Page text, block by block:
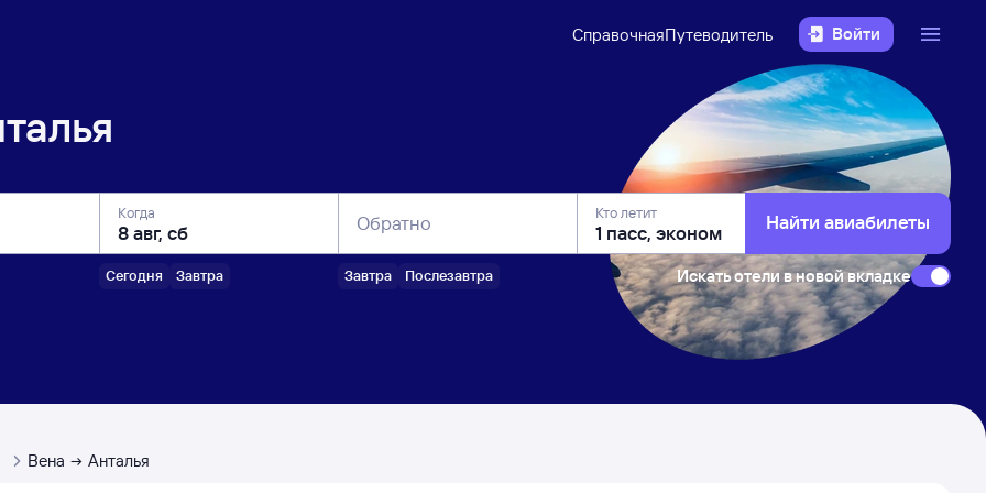
СправочнаяПутеводитель Войти
Когда
Сегодня Завтра
Обратно
Завтра Послезавтра
Кто летит Найти авиабилеты
Искать отели в новой вкладке
Вена Анталья